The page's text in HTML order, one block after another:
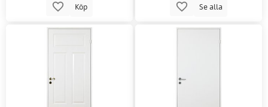
Köp Se alla